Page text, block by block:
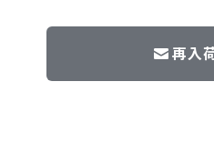
再入